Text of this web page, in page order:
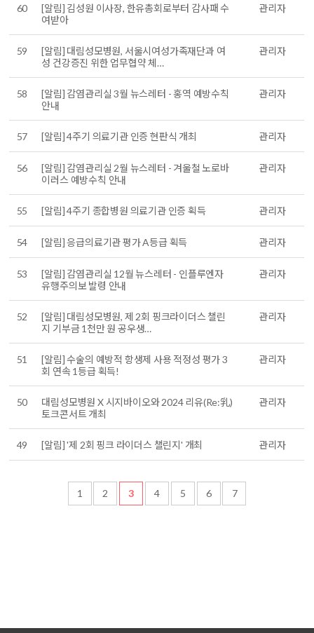
60
[알림] 김성원 이사장, 한유총회로부터 감사패 수
여받아
관리자
59
[알림] 대림성모병원, 서울시여성가족재단과 여
성 건강증진 위한 업무협약 체…
관리자
58
[알림] 감염관리실 3월 뉴스레터 - 홍역 예방수칙
안내
관리자
57 [알림] 4주기 의료기관 인증 현판식 개최 관리자
56
[알림] 감염관리실 2월 뉴스레터 - 겨울철 노로바
이러스 예방수칙 안내
관리자
55 [알림] 4주기 종합병원 의료기관 인증 획득 관리자
54 [알림] 응급의료기관 평가 A등급 획득 관리자
53
[알림] 감염관리실 12월 뉴스레터 - 인플루엔자
유행주의보 발령 안내
관리자
52
[알림] 대림성모병원, 제 2회 핑크라이더스 챌린
지 기부금 1천만 원 공우생…
관리자
51
[알림] 수술의 예방적 항생제 사용 적정성 평가 3
회 연속 1등급 획득!
관리자
50
대림성모병원 X 시지바이오와 2024 리유(Re:乳)
토크콘서트 개최
관리자
49 [알림] '제 2회 핑크 라이더스 챌린지' 개최 관리자
1 2 3 4 5 6 7